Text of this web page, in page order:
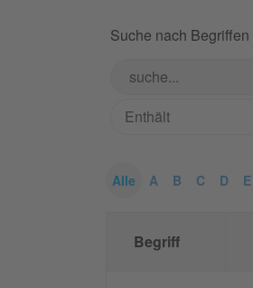
Suche nach Begriffen
Alle A B C D E
Begriff